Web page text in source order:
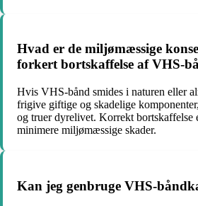
Hvad er de miljømæssige
forkert bortskaffelse af VHS-
Hvis VHS-bånd smides i naturen eller
frigive giftige og skadelige
og truer dyrelivet. Korrekt bortskaffelse
minimere miljømæssige skader.
Kan jeg genbruge VHS-